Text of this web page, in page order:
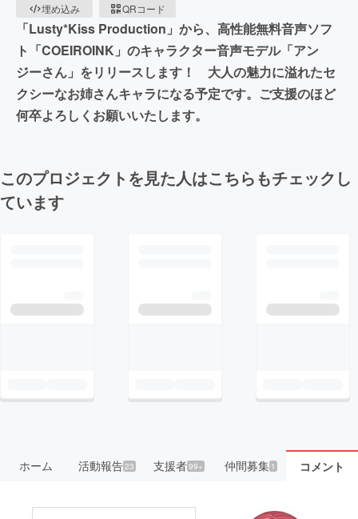
埋め込み
QRコード
「Lusty*Kiss Production」から、高性能無料音声ソフ
ト「COEIROINK」のキャラクター音声モデル「アン
ジーさん」をリリースします！ 大人の魅力に溢れたセ
クシーなお姉さんキャラになる予定です。ご支援のほど
何卒よろしくお願いいたします。
このプロジェクトを見た人はこちらもチェックし
ています
ホーム 活動報告23 支援者99+ 仲間募集 1 コメント